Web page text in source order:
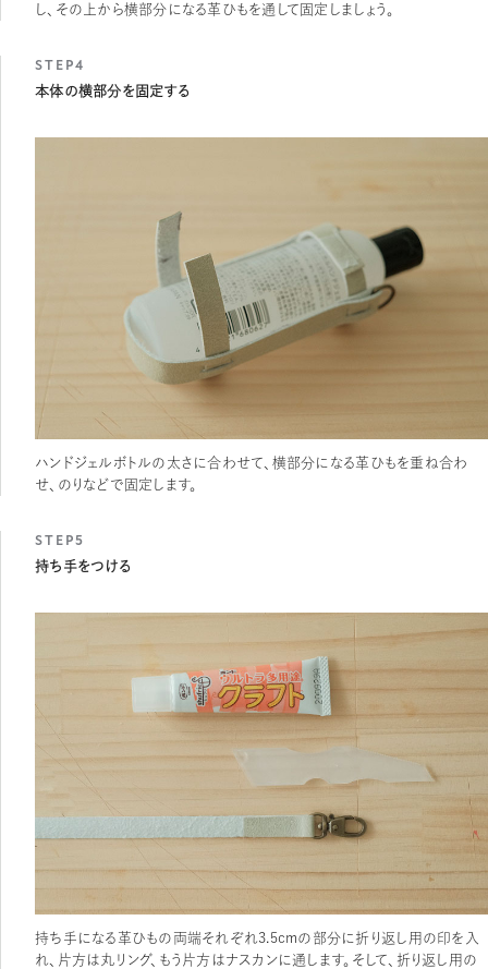
し、その上から横部分になる革ひもを通して固定しましょう。
STEP4
本体の横部分を固定する
ハンドジェルボトルの太さに合わせて、横部分になる革ひもを重ね合わ
せ、のりなどで固定します。
STEP5
持ち手をつける
持ち手になる革ひもの両端それぞれ3.5cmの部分に折り返し用の印を入
れ、片方は丸リング、もう片方はナスカンに通します。そして、折り返し用の